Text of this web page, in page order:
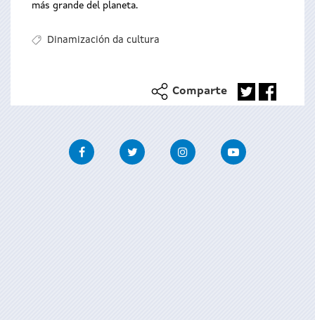
más grande del planeta.
Dinamización da cultura
Comparte
FacebookTwitter InstagramYoutube